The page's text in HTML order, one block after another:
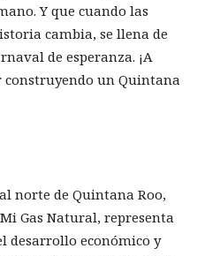
Y que cuando las
cambia, se llena de
de esperanza. ¡A
construyendo un Quintana
norte de Quintana Roo,
Gas Natural, representa
desarrollo económico y